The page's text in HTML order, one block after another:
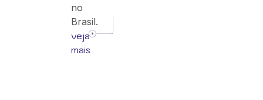
no
Brasil.
veja
mais